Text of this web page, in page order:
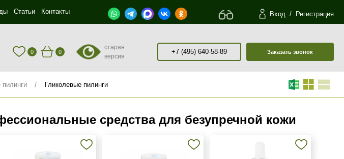
Статьи Контакты Вход / Регистрация
0 0
старая
версия
+7 (495) 640-58-89 Заказать звонок
пилинги Гликолевые пилинги
средства для безупречной кожи